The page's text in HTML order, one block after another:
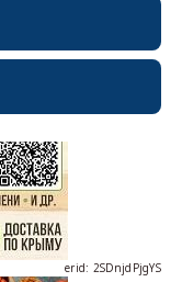
erid: 2SDnjdPjgYS